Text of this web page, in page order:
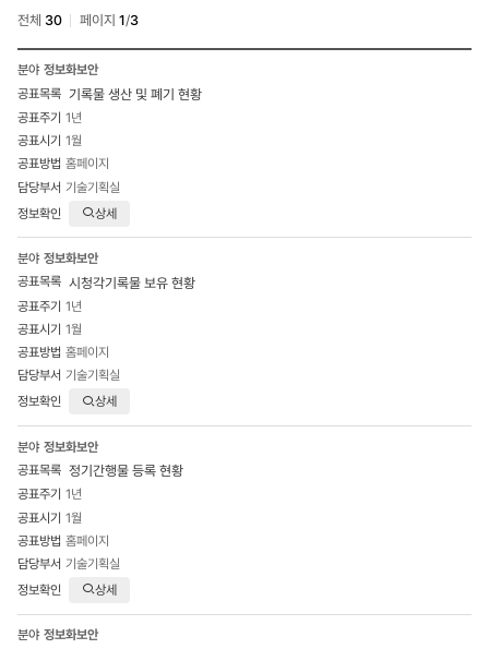
전체 30 페이지 1/3
게시판
목록
-
번호,
분야,
공표목록,
공표주기,
담당부서,
정보확인
으로
구성
정보화보안
기록물 생산 및 폐기 현황
1년
1월
홈페이지
기술기획실
상세
정보화보안
시청각기록물 보유 현황
1년
1월
홈페이지
기술기획실
상세
정보화보안
정기간행물 등록 현황
1년
1월
홈페이지
기술기획실
상세
정보화보안